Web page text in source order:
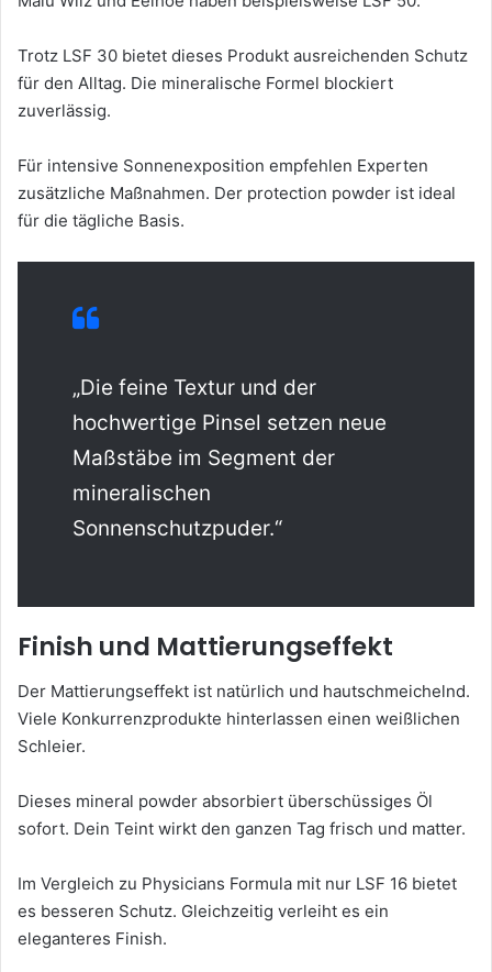
Trotz LSF 30 bietet dieses Produkt ausreichenden Schutz
für den Alltag. Die mineralische Formel blockiert
zuverlässig.
Für intensive Sonnenexposition empfehlen Experten
zusätzliche Maßnahmen. Der protection powder ist ideal
für die tägliche Basis.
„Die feine Textur und der
hochwertige Pinsel setzen neue
Maßstäbe im Segment der
mineralischen
Sonnenschutzpuder.“
Finish und Mattierungseffekt
Der Mattierungseffekt ist natürlich und hautschmeichelnd.
Viele Konkurrenzprodukte hinterlassen einen weißlichen
Schleier.
Dieses mineral powder absorbiert überschüssiges Öl
sofort. Dein Teint wirkt den ganzen Tag frisch und matter.
Im Vergleich zu Physicians Formula mit nur LSF 16 bietet
es besseren Schutz. Gleichzeitig verleiht es ein
eleganteres Finish.